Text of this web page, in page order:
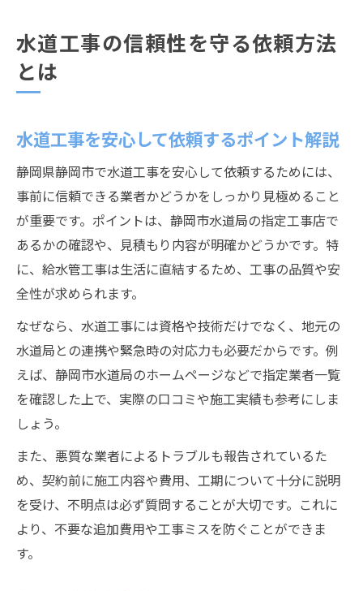
給水管工事で知っておきたい安心ポイント
給水管工事の基本と水道工事の違いを理解
水道工事の際に給水管工事を任せる理由
給水管工事依頼時に確認すべき注意点
静岡市水道局指定業者選びの最新事情
水道工事で安心な指定業者の選定基準
静岡市水道局指定工事店一覧の活用法
悪質水道業者を避ける指定業者の重要性
水道工事で指定業者が選ばれる理由とは
指定工事店協同組合を利用するメリット
公式ホームページを活用したトラブル回避術
水道工事依頼時に公式ホームページを確認
指定工事店一覧で安心の水道工事を実現
ホームページで水道工事費用や流れを確認
悪質な水道業者を見抜くための基礎知識
水道工事の信頼性を守る依頼方法
とは
水道工事を安心して依頼するポイント解説
静岡県静岡市で水道工事を安心して依頼するためには、
事前に信頼できる業者かどうかをしっかり見極めること
が重要です。ポイントは、静岡市水道局の指定工事店で
あるかの確認や、見積もり内容が明確かどうかです。特
に、給水管工事は生活に直結するため、工事の品質や安
全性が求められます。
なぜなら、水道工事には資格や技術だけでなく、地元の
水道局との連携や緊急時の対応力も必要だからです。例
えば、静岡市水道局のホームページなどで指定業者一覧
を確認した上で、実際の口コミや施工実績も参考にしま
しょう。
また、悪質な業者によるトラブルも報告されているた
め、契約前に施工内容や費用、工期について十分に説明
を受け、不明点は必ず質問することが大切です。これに
より、不要な追加費用や工事ミスを防ぐことができま
す。